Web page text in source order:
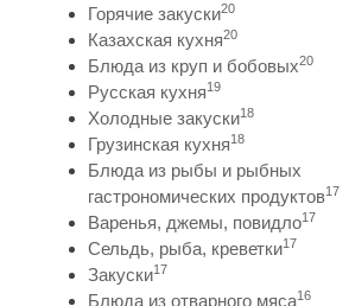
Горячие закуски20
Казахская кухня20
Блюда из круп и бобовых20
Русская кухня19
Холодные закуски18
Грузинская кухня18
Блюда из рыбы и рыбных
гастрономических продуктов17
Варенья, джемы, повидло17
Сельдь, рыба, креветки17
Закуски17
Блюда из отварного мяса16